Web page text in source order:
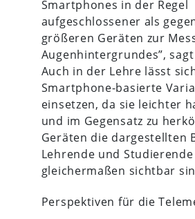
Smartphones in der Regel
aufgeschlossener als
größeren Geräten zur
Augenhintergrundes”,
Auch in der Lehre lässt
Smartphone-basierte
einsetzen, da sie leichter
und im Gegensatz zu
Geräten die dargestellten
Lehrende und Studierende
gleichermaßen sichtbar
Perspektiven für die